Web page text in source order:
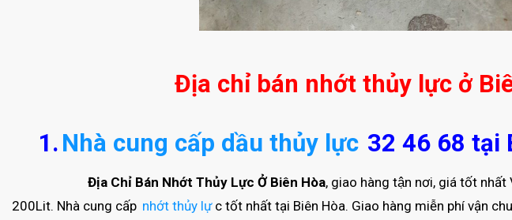
Địa chỉ bán nhớt thủy lực ở
1.Nhà cung cấp dầu thủy lực 32 46 68 tại
Địa Chỉ Bán Nhớt Thủy Lực Ở Biên Hòa, giao hàng tận nơi, giá tốt
200Lit. Nhà cung cấp nhớt thủy lự c tốt nhất tại Biên Hòa. Giao hàng miễn phí vận